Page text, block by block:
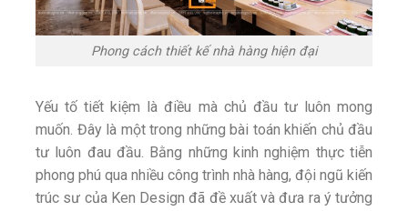
Phong cách thiết kế nhà hàng hiện đại
Yếu tố tiết kiệm là điều mà chủ đầu tư luôn mong
muốn. Đây là một trong những bài toán khiến chủ đầu
tư luôn đau đầu. Bằng những kinh nghiệm thực tiễn
phong phú qua nhiều công trình nhà hàng, đội ngũ kiến
trúc sư của Ken Design đã đề xuất và đưa ra ý tưởng